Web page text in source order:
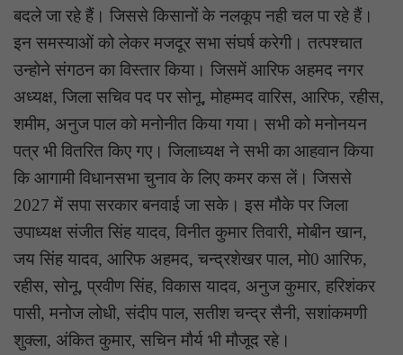
बदले जा रहे हैं। जिससे किसानों के नलकूप नही चल पा रहे हैं।
इन समस्याओं को लेकर मजदूर सभा संघर्ष करेगी। तत्पश्चात
उन्होने संगठन का विस्तार किया। जिसमें आरिफ अहमद नगर
अध्यक्ष, जिला सचिव पद पर सोनू, मोहम्मद वारिस, आरिफ, रहीस,
शमीम, अनुज पाल को मनोनीत किया गया। सभी को मनोनयन
पत्र भी वितरित किए गए। जिलाध्यक्ष ने सभी का आहवान किया
कि आगामी विधानसभा चुनाव के लिए कमर कस लें। जिससे
2027 में सपा सरकार बनवाई जा सके। इस मौके पर जिला
उपाध्यक्ष संजीत सिंह यादव, विनीत कुमार तिवारी, मोबीन खान,
जय सिंह यादव, आरिफ अहमद, चन्द्रशेखर पाल, मो0 आरिफ,
रहीस, सोनू, प्रवीण सिंह, विकास यादव, अनुज कुमार, हरिशंकर
पासी, मनोज लोधी, संदीप पाल, सतीश चन्द्र सैनी, सशांकमणी
शुक्ला, अंकित कुमार, सचिन मौर्य भी मौजूद रहे।